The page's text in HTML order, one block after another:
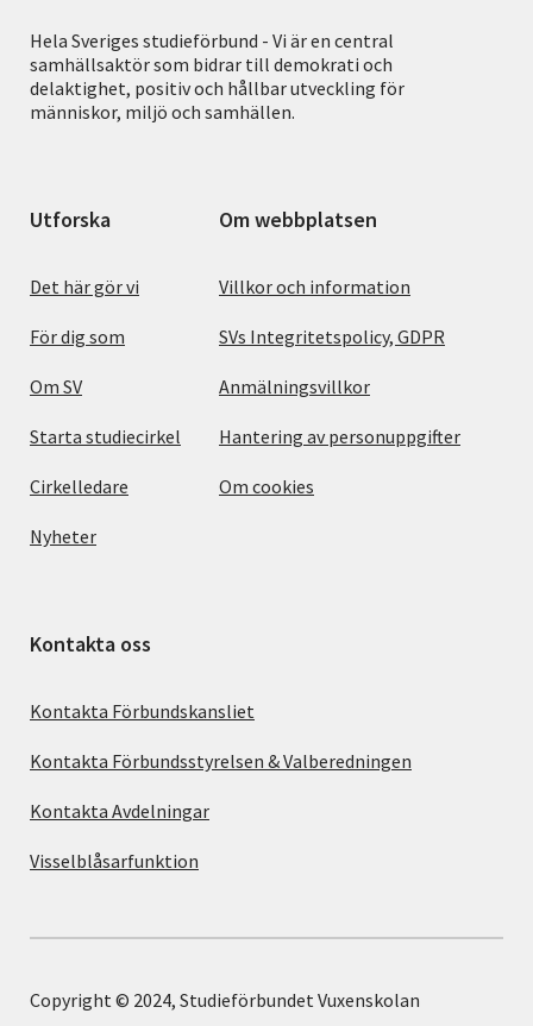
Hela Sveriges studieförbund - Vi är en central
samhällsaktör som bidrar till demokrati och
delaktighet, positiv och hållbar utveckling för
människor, miljö och samhällen.
Utforska
Det här gör vi
För dig som
Om SV
Starta studiecirkel
Cirkelledare
Nyheter
Om webbplatsen
Villkor och information
SVs Integritetspolicy, GDPR
Anmälningsvillkor
Hantering av personuppgifter
Om cookies
Kontakta oss
Kontakta Förbundskansliet
Kontakta Förbundsstyrelsen & Valberedningen
Kontakta Avdelningar
Visselblåsarfunktion
Copyright © 2024, Studieförbundet Vuxenskolan